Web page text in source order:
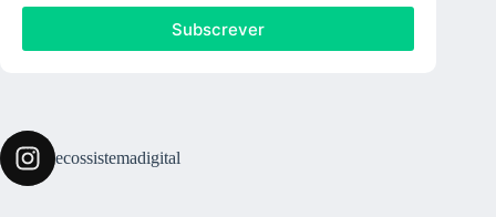
Subscrever
ecossistemadigital